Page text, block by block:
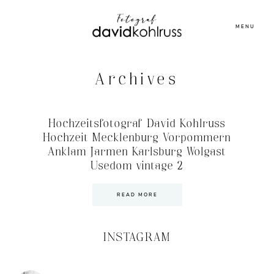
MENU
Archives
Hochzeitsfotograf David Kohlruss
Hochzeit Mecklenburg Vorpommern
Anklam Jarmen Karlsburg Wolgast
Usedom vintage 2
READ MORE
INSTAGRAM